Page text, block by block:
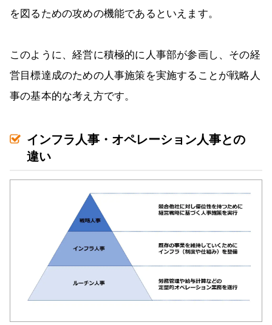
を図るための攻めの機能であるといえます。
このように、経営に積極的に人事部が参画し、その経
営目標達成のための人事施策を実施することが戦略人
事の基本的な考え方です。
インフラ人事・オペレーション人事との
違い